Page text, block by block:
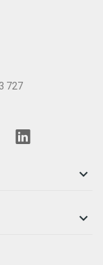
727

